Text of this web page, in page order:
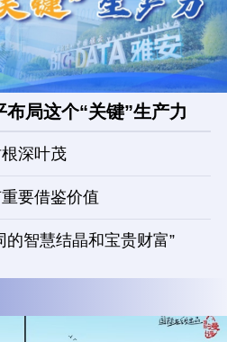
局这个“关键”生产力
深叶茂
要借鉴价值
的智慧结晶和宝贵财富”